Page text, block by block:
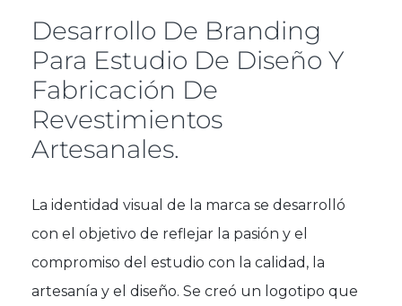
Desarrollo De Branding
Para Estudio De Diseño Y
Fabricación De
Revestimientos
Artesanales.
La identidad visual de la marca se desarrolló
con el objetivo de reflejar la pasión y el
compromiso del estudio con la calidad, la
artesanía y el diseño. Se creó un logotipo que